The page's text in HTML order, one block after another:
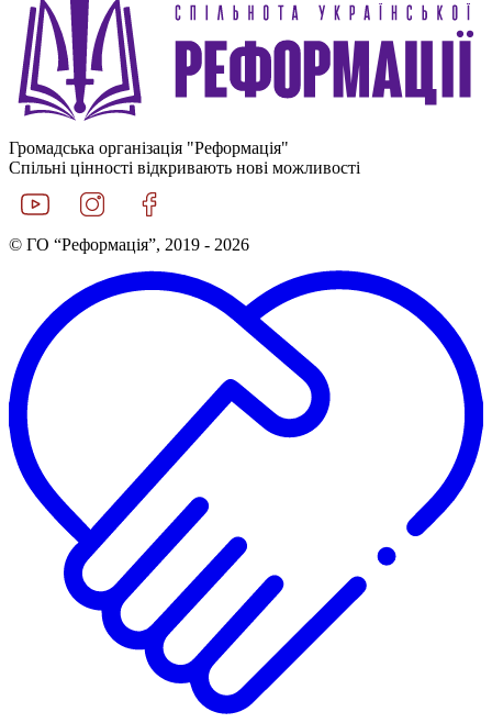
Громадська організація "Реформація"
Спільні цінності відкривають нові можливості
© ГО “Реформація”, 2019 - 2026